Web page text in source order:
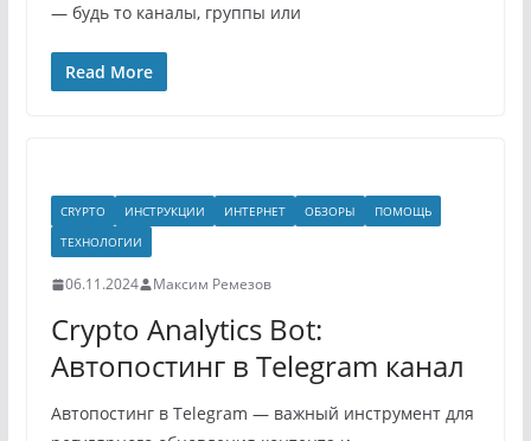
— будь то каналы, группы или
Read More
CRYPTO ИНСТРУКЦИИ ИНТЕРНЕТ ОБЗОРЫ
ПОМОЩЬ
ТЕХНОЛОГИИ
06.11.2024 Максим Ремезов
Crypto Analytics Bot:
Автопостинг в Telegram канал
Автопостинг в Telegram — важный инструмент для